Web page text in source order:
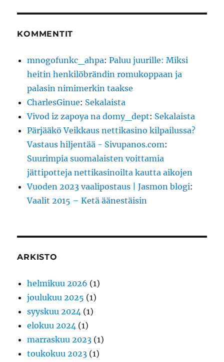
KOMMENTIT
mnogofunkc_ahpa:Paluu juurille: Miksi
heitin henkilöbrändin romukoppaan ja
palasin nimimerkin taakse
CharlesGinue: Sekalaista
Vivod iz zapoya na domy_dept: Sekalaista
Pärjääkö Veikkaus nettikasino kilpailussa?
Vastaus hiljentää - Sivupanos.com:
Suurimpia suomalaisten voittamia
jättipotteja nettikasinoilta kautta aikojen
Vuoden 2023 vaalipostaus | Jasmon blogi:
Vaalit 2015 – Ketä äänestäisin
ARKISTO
helmikuu 2026 (1)
joulukuu 2025 (1)
syyskuu 2024 (1)
elokuu 2024 (1)
marraskuu 2023 (1)
toukokuu 2023 (1)